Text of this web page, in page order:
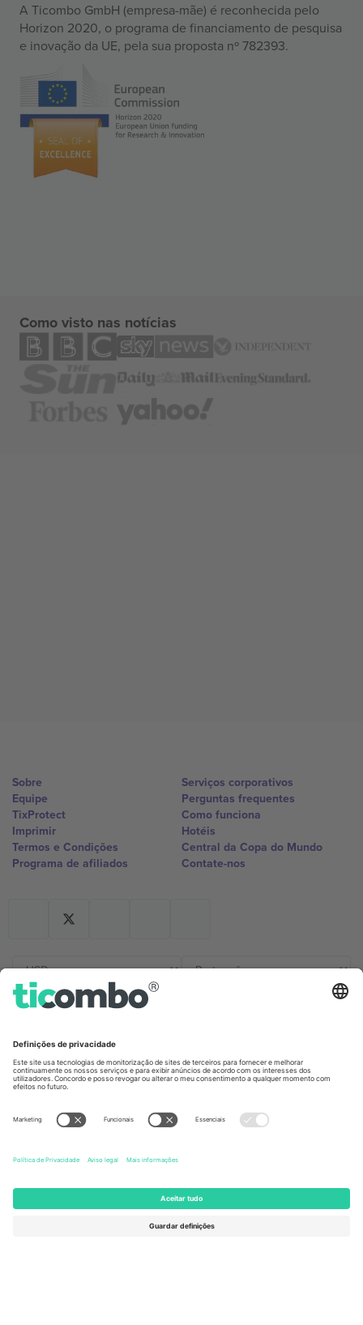
A Ticombo GmbH (empresa-mãe) é reconhecida pelo
Horizon 2020, o programa de financiamento de pesquisa
e inovação da UE, pela sua proposta nº 782393.
Como visto nas notícias
Sobre
Equipe
TixProtect
Imprimir
Termos e Condições
Programa de afiliados
Serviços corporativos
Perguntas frequentes
Como funciona
Hotéis
Central da Copa do Mundo
Contate-nos
Germany
Unter den Linden 24, 10117
United Kingdom
167 City Road, London, Greater
Kingdom
United States
Newark, Delaware 19713, United
States
Engelberg, Switzerland